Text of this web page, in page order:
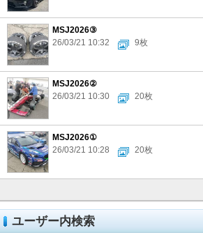
MSJ2026③
26/03/21 10:32
9枚
MSJ2026②
26/03/21 10:30
20枚
MSJ2026①
26/03/21 10:28
20枚
ユーザー内検索